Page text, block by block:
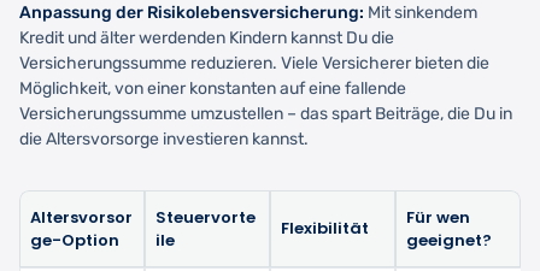
Anpassung der Risikolebensversicherung: Mit sinkendem
Kredit und älter werdenden Kindern kannst Du die
Versicherungssumme reduzieren. Viele Versicherer bieten die
Möglichkeit, von einer konstanten auf eine fallende
Versicherungssumme umzustellen – das spart Beiträge, die Du in
die Altersvorsorge investieren kannst.
Altersvorsor
ge-Option
Steuervorte
ile
Flexibilität
Für wen
geeignet?